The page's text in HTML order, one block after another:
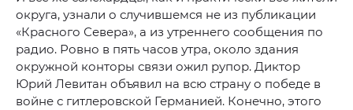
округа, узнали о случившемся не из публикации
«Красного Севера», а из утреннего сообщения по
радио. Ровно в пять часов утра, около здания
окружной конторы связи ожил рупор. Диктор
Юрий Левитан объявил на всю страну о победе в
войне с гитлеровской Германией. Конечно, этого